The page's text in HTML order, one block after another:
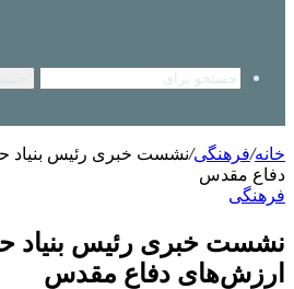
خانه/فرهنگی/نشست خبری رئیس بنیاد
دفاع مقدس
فرهنگی
نشست خبری رئیس بنیاد
ارزش‌های دفاع مقدس